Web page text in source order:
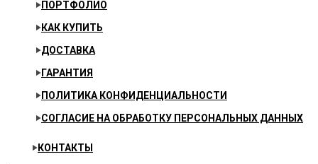
ПОРТФОЛИО
КАК КУПИТЬ
ДОСТАВКА
ГАРАНТИЯ
ПОЛИТИКА КОНФИДЕНЦИАЛЬНОСТИ
СОГЛАСИЕ НА ОБРАБОТКУ ПЕРСОНАЛЬНЫХ ДАННЫХ
КОНТАКТЫ